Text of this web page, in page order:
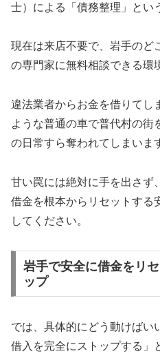
士）による「債務整理」とい
現在は来店不要で、岩手のど
の専門家に無料相談できる環
違法業者からお金を借りてし
ような普通の車で普代村の街
の日常すら奪われてしまいま
甘い罠には絶対に手を出さず
借金を根本からリセットする
してください。
岩手で安全に借金をリ
ップ
では、具体的にどう動けばい
借入を完全にストップする」